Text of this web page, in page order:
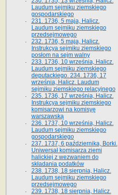
Laudum sejmiku ziemskiego
gospodarskiego
231. 1736, 5 maja, Halicz.
Laudum sejmiku ziemskiego
przedsejmowego
232. 1736, 5 maja, Halicz.
Instrukcya sejmiku ziemskiego
posłom na sejm walny
233. 1736, 10 września, Halicz.
Laudum sejmiku ziemskiego
deputackiego. 234. 1736, 17
września, Halicz. Laudum
sejmiku ziemskiego relacyjnego
235. 1736, 17 września, Halicz.
Instrukcya sejmiku ziemskiego
komisarzowi na komisyę
warszawską
236. 1737, 10 września, Halicz.
Laudum sejmiku ziemskiego
gospodarskiego
237. 1737, 6 października, Borki.
Uniwersał komisarza ziemi
halickiej z wezwaniem do
składania podatków
238. 1738, 18 sierpnia, Halicz.
Laudum sejmiku ziemskiego
przedsejmowego
239. 1738, 18 sierpnia, Halicz.